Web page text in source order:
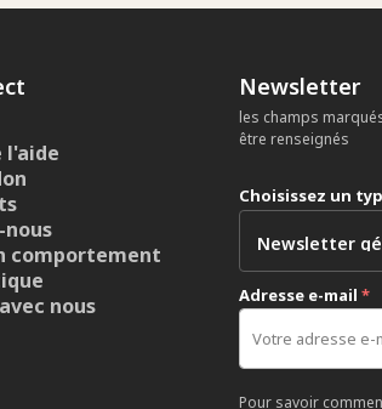
l'aide
comportement
nous
Newsletter
les champs
être renseignés
Choisissez un
Adresse e-mail *
Pour savoir